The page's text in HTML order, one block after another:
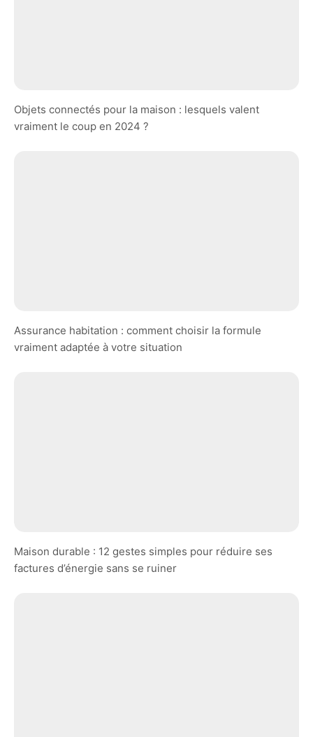
Objets connectés pour la maison : lesquels valent
vraiment le coup en 2024 ?
Assurance habitation : comment choisir la formule
vraiment adaptée à votre situation
Maison durable : 12 gestes simples pour réduire ses
factures d’énergie sans se ruiner